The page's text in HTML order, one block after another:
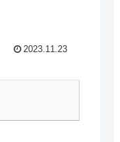
2023.11.23